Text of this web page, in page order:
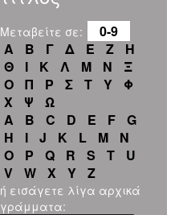
Μεταβείτε σε:
0-9
Α
Β Γ Δ Ε Ζ
Η
Θ
Ι Κ Λ Μ Ν
Ξ
Ο
Π Ρ Σ Τ Υ
Φ
Χ
Ψ
Ω
A
B C D E F
G
H
I J K L M
N
O
P Q R S T
U
V
W X Y Z
ή εισάγετε λίγα αρχικά
γράμματα: